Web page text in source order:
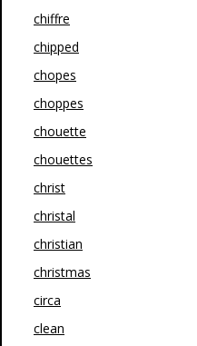
chiffre
chipped
chopes
choppes
chouette
chouettes
christ
christal
christian
christmas
circa
clean